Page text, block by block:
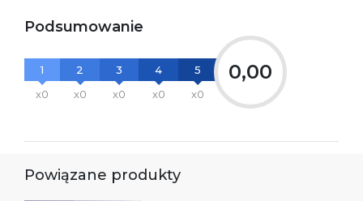
Podsumowanie
1
x0
2
x0
3
x0
4
x0
5
x0
0,00
Powiązane produkty